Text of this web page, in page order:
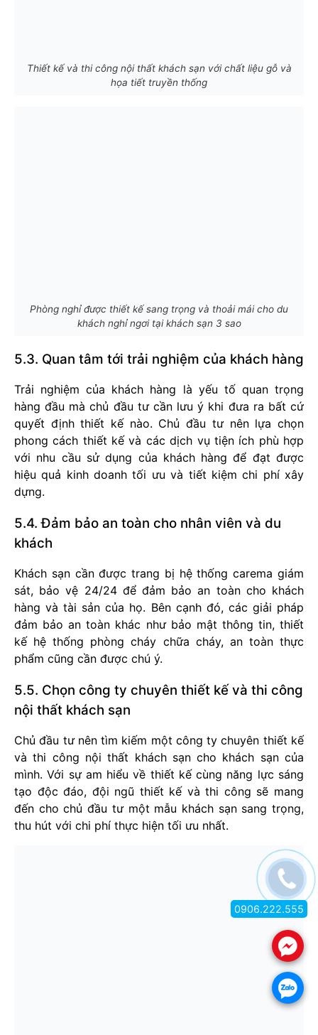
Thiết kế và thi công nội thất khách sạn với chất liệu gỗ và
họa tiết truyền thống
Phòng nghỉ được thiết kế sang trọng và thoải mái cho du
khách nghỉ ngơi tại khách sạn 3 sao
5.3. Quan tâm tới trải nghiệm của khách hàng
Trải nghiệm của khách hàng là yếu tố quan trọng
hàng đầu mà chủ đầu tư cần lưu ý khi đưa ra bất cứ
quyết định thiết kế nào. Chủ đầu tư nên lựa chọn
phong cách thiết kế và các dịch vụ tiện ích phù hợp
với nhu cầu sử dụng của khách hàng để đạt được
hiệu quả kinh doanh tối ưu và tiết kiệm chi phí xây
dựng.
5.4. Đảm bảo an toàn cho nhân viên và du
khách
Khách sạn cần được trang bị hệ thống carema giám
sát, bảo vệ 24/24 để đảm bảo an toàn cho khách
hàng và tài sản của họ. Bên cạnh đó, các giải pháp
đảm bảo an toàn khác như bảo mật thông tin, thiết
kế hệ thống phòng cháy chữa cháy, an toàn thực
phẩm cũng cần được chú ý.
5.5. Chọn công ty chuyên thiết kế và thi công
nội thất khách sạn
Chủ đầu tư nên tìm kiếm một công ty chuyên thiết kế
và thi công nội thất khách sạn cho khách sạn của
mình. Với sự am hiểu về thiết kế cùng năng lực sáng
tạo độc đáo, đội ngũ thiết kế và thi công sẽ mang
đến cho chủ đầu tư một mẫu khách sạn sang trọng,
thu hút với chi phí thực hiện tối ưu nhất.
.
.
0906.222.555